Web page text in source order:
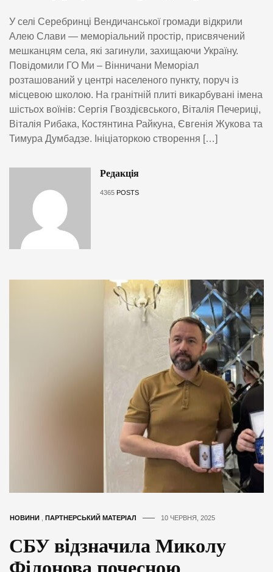
У селі Серебринці Вендичанської громади відкрили
Алею Слави — меморіальний простір, присвячений
мешканцям села, які загинули, захищаючи Україну.
Повідомили ГО Ми – Вінничани Меморіал
розташований у центрі населеного пункту, поруч із
місцевою школою. На гранітній плиті викарбувані імена
шістьох воїнів: Сергія Гвоздієвського, Віталія Печериці,
Віталія Рибака, Костянтина Райкуна, Євгенія Жукова та
Тимура Думбадзе. Ініціаторкою створення […]
Редакція
4365 POSTS
НОВИНИ ПАРТНЕРСЬКИЙ МАТЕРІАЛ 10 ЧЕРВНЯ, 2025
СБУ відзначила Миколу
Філонова почесною